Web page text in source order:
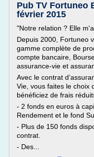
Pub TV Fortuneo
février 2015
"Notre relation ? Elle
Depuis 2000, Fortuneo
gamme complète de
compte bancaire,
assurance-vie et
Avec le contrat
Vie, vous faites le choix
bénéficiez de frais
- 2 fonds en euros à
Rendement et le fond
- Plus de 150 fonds
contrat.
- Des...